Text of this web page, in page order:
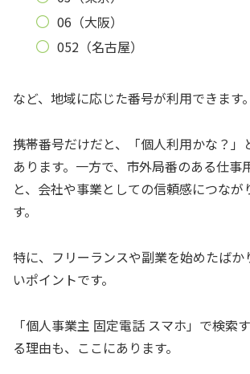
06（大阪）
052（名古屋）
など、地域に応じた番号が利用できます。
携帯番号だけだと、「個人利用かな？」
あります。一方で、市外局番のある仕事
と、会社や事業としての信頼感につなが
す。
特に、フリーランスや副業を始めたばか
いポイントです。
「個人事業主 固定電話 スマホ」で検索
る理由も、ここにあります。